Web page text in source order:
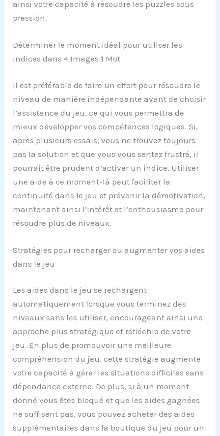
ainsi votre capacité à résoudre les puzzles sous
pression.
Déterminer le moment idéal pour utiliser les
indices dans 4 Images 1 Mot
Il est préférable de faire un effort pour résoudre le
niveau de manière indépendante avant de choisir
l’assistance du jeu, ce qui vous permettra de
mieux développer vos compétences logiques. Si,
après plusieurs essais, vous ne trouvez toujours
pas la solution et que vous vous sentez frustré, il
pourrait être prudent d’activer un indice. Utiliser
une aide à ce moment-là peut faciliter la
continuité dans le jeu et prévenir la démotivation,
maintenant ainsi l’intérêt et l’enthousiasme pour
résoudre plus de niveaux.
Stratégies pour recharger ou augmenter vos aides
dans le jeu
Les aides dans le jeu se rechargent
automatiquement lorsque vous terminez des
niveaux sans les utiliser, encourageant ainsi une
approche plus stratégique et réfléchie de votre
jeu. En plus de promouvoir une meilleure
compréhension du jeu, cette stratégie augmente
votre capacité à gérer les situations difficiles sans
dépendance externe. De plus, si à un moment
donné vous êtes bloqué et que les aides gagnées
ne suffisent pas, vous pouvez acheter des aides
supplémentaires dans la boutique du jeu pour un